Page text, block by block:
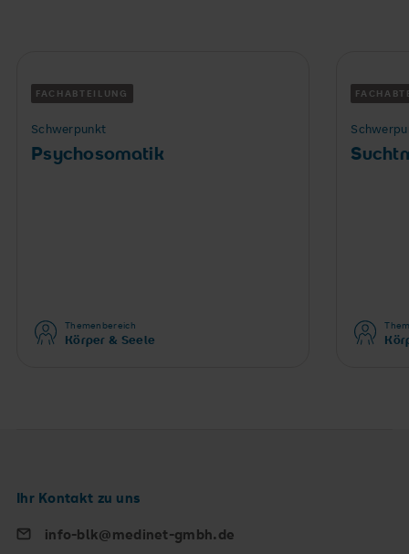
FACHABTEILUNG
Schwerpunkt
Psychosomatik
Themenbereich
Körper & Seele
Ihr Kontakt zu uns
info-blk@medinet-gmbh.de